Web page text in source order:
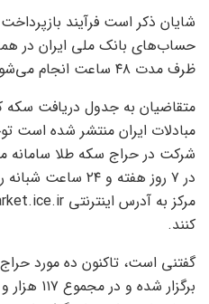
شایان ذکر است فرآیند
حساب‌های بانک ملی ایران در
ظرف مدت ۴۸ ساعت انجام می‌شود.
متقاضیان به جدول دریافت
مبادلات ایران منتشر شده است
شرکت در حراج سکه طلا سامانه
در ۷ روز هفته و
کنند.
گفتنی است، تاکنون ده مورد